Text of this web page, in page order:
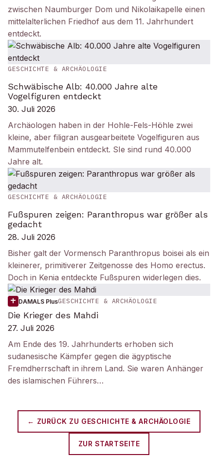
zwischen Naumburger Dom und Nikolaikapelle einen
mittelalterlichen Friedhof aus dem 11. Jahrhundert
entdeckt.
GESCHICHTE & ARCHÄOLOGIE
Schwäbische Alb: 40.000 Jahre alte
Vogelfiguren entdeckt
30. Juli 2026
Archäologen haben in der Hohle-Fels-Höhle zwei
kleine, aber filigran ausgearbeitete Vogelfiguren aus
Mammutelfenbein entdeckt. SIe sind rund 40.000
Jahre alt.
GESCHICHTE & ARCHÄOLOGIE
Fußspuren zeigen: Paranthropus war größer als
gedacht
28. Juli 2026
Bisher galt der Vormensch Paranthropus boisei als ein
kleinerer, primitiverer Zeitgenosse des Homo erectus.
Doch in Kenia entdeckte Fußspuren widerlegen dies.
DAMALS PlusGESCHICHTE & ARCHÄOLOGIE
Die Krieger des Mahdi
27. Juli 2026
Am Ende des 19. Jahrhunderts erhoben sich
sudanesische Kämpfer gegen die ägyptische
Fremdherrschaft in ihrem Land. Sie waren Anhänger
des islamischen Führers…
← ZURÜCK ZU GESCHICHTE & ARCHÄOLOGIE
ZUR STARTSEITE